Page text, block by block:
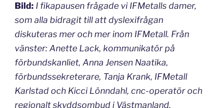
Bild: I fikapausen frågade vi IFMetalls damer,
som alla bidragit till att dyslexifrågan
diskuteras mer och mer inom IFMetall. Från
vänster: Anette Lack, kommunikatör på
förbundskanliet, Anna Jensen Naatika,
förbundssekreterare, Tanja Krank, IFMetall
Karlstad och Kicci Lönndahl, cnc-operatör och
regionalt skyddsombud i Västmanland.